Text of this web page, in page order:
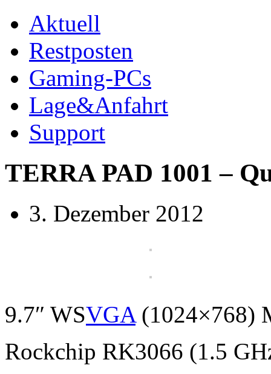
Aktuell
Restposten
Gaming-PCs
Lage&Anfahrt
Support
TERRA PAD 1001 –
3. Dezember 2012
9.7″ WSVGA(1024×768)
Rockchip RK3066 (1.5